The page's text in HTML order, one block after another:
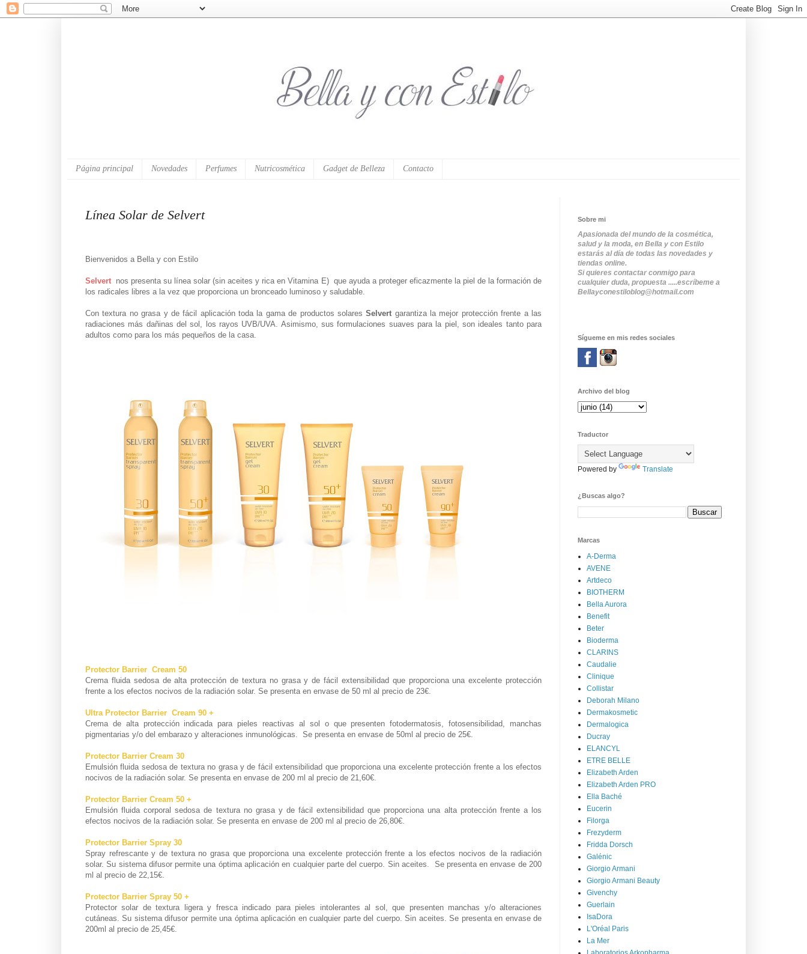
Página principal Novedades Perfumes Nutricosmética Gadget de Belleza Contacto
Línea Solar de Selvert
Bienvenidos a Bella y con Estilo
Selvert nos presenta su línea solar (sin aceites y rica en Vitamina E) que ayuda a proteger eficazmente la piel de la formación de
los radicales libres a la vez que proporciona un bronceado luminoso y saludable.
Con textura no grasa y de fácil aplicación toda la gama de productos solaresSelvert garantiza la mejor protección frente a las
radiaciones más dañinas del sol, los rayos UVB/UVA. Asimismo, sus formulaciones suaves para la piel, son ideales tanto para
adultos como para los más pequeños de la casa.
Protector Barrier Cream 50
Crema fluida sedosa de alta protección de textura no grasa y de fácil extensibilidad que proporciona una excelente protección
frente a los efectos nocivos de la radiación solar. Se presenta en envase de 50 ml al precio de 23€.
Ultra Protector Barrier Cream 90 +
Crema de alta protección indicada para pieles reactivas al sol o que presenten fotodermatosis, fotosensibilidad, manchas
pigmentarias y/o del embarazo y alteraciones inmunológicas. Se presenta en envase de 50ml al precio de 25€.
Protector Barrier Cream 30
Emulsión fluida sedosa de textura no grasa y de fácil extensibilidad que proporciona una excelente protección frente a los efectos
nocivos de la radiación solar. Se presenta en envase de 200 ml al precio de 21,60€.
Protector Barrier Cream 50 +
Emulsión fluida corporal sedosa de textura no grasa y de fácil extensibilidad que proporciona una alta protección frente a los
efectos nocivos de la radiación solar. Se presenta en envase de 200 ml al precio de 26,80€.
Protector Barrier Spray 30
Spray refrescante y de textura no grasa que proporciona una excelente protección frente a los efectos nocivos de la radiación
solar. Su sistema difusor permite una óptima aplicación en cualquier parte del cuerpo. Sin aceites. Se presenta en envase de 200
ml al precio de 22,15€.
Protector Barrier Spray 50 +
Protector solar de textura ligera y fresca indicado para pieles intolerantes al sol, que presenten manchas y/o alteraciones
cutáneas. Su sistema difusor permite una óptima aplicación en cualquier parte del cuerpo. Sin aceites. Se presenta en envase de
200ml al precio de 25,45€.
Sobre mi
Apasionada del mundo de la cosmética,
salud y la moda, en Bella y con Estilo
estarás al día de todas las novedades y
tiendas online.
Si quieres contactar conmigo para
cualquier duda, propuesta .....escríbeme a
Bellayconestiloblog@hotmail.com
Sígueme en mis redes sociales
Archivo del blog
Traductor
Powered by Translate
¿Buscas algo?
Marcas
A-Derma
AVENE
Artdeco
BIOTHERM
Bella Aurora
Benefit
Beter
Bioderma
CLARINS
Caudalie
Clinique
Collistar
Deborah Milano
Dermakosmetic
Dermalogica
Ducray
ELANCYL
ETRE BELLE
Elizabeth Arden
Elizabeth Arden PRO
Ella Baché
Eucerin
Filorga
Frezyderm
Fridda Dorsch
Galénic
Giorgio Armani
Giorgio Armani Beauty
Givenchy
Guerlain
IsaDora
L'Oréal Paris
La Mer